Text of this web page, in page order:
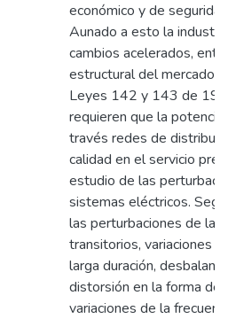
económico y de
Aunado a esto la
cambios acelerados,
estructural del mercado
Leyes 142 y 143 de
requieren que la
través redes de
calidad en el servicio
estudio de las
sistemas eléctricos.
las perturbaciones de la
transitorios, variaciones
larga duración,
distorsión en la forma de
variaciones de la